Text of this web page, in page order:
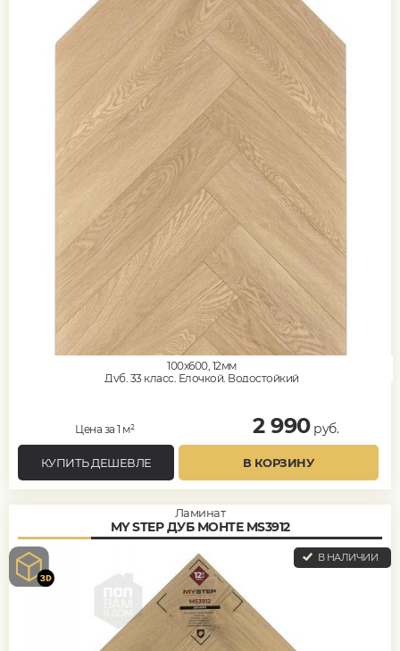
100x600, 12мм
Дуб, 33 класс, Елочкой, Водостойкий
Цена за 1 м² 2 990руб.
КУПИТЬ ДЕШЕВЛЕ В КОРЗИНУ
Ламинат
MY STEP ДУБ МОНТЕ MS3912
В НАЛИЧИИ